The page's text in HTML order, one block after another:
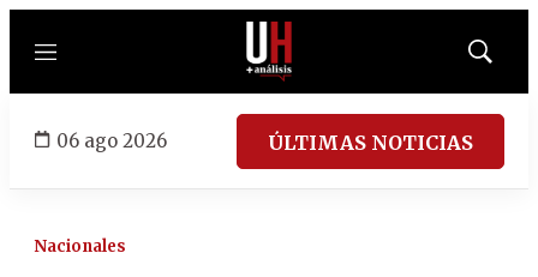
Menú
Mostrar
06 ago 2026 ÚLTIMAS NOTICIAS
Nacionales